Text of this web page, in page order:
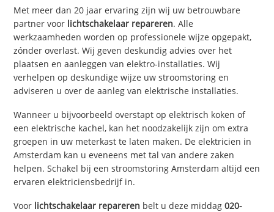
Met meer dan 20 jaar ervaring zijn wij uw betrouwbare
partner voor lichtschakelaar repareren. Alle
werkzaamheden worden op professionele wijze opgepakt,
zónder overlast. Wij geven deskundig advies over het
plaatsen en aanleggen van elektro-installaties. Wij
verhelpen op deskundige wijze uw stroomstoring en
adviseren u over de aanleg van elektrische installaties.
Wanneer u bijvoorbeeld overstapt op elektrisch koken of
een elektrische kachel, kan het noodzakelijk zijn om extra
groepen in uw meterkast te laten maken. De elektricien in
Amsterdam kan u eveneens met tal van andere zaken
helpen. Schakel bij een stroomstoring Amsterdam altijd een
ervaren elektriciensbedrijf in.
Voor lichtschakelaar repareren belt u deze middag020-